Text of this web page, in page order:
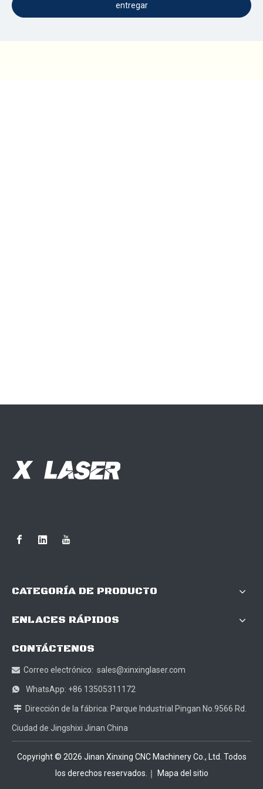
entregar
CATEGORÍA DE PRODUCTO
ENLACES RÁPIDOS
CONTÁCTENOS
 Correo electrónico: sales@xinxinglaser.com
 WhatsApp: +86 13505311172
 Dirección de la fábrica: Parque Industrial Pingan No.9566 Rd.
Ciudad de Jingshixi Jinan China
Copyright © 2026 Jinan Xinxing CNC Machinery Co., Ltd. Todos
los derechos reservados.｜
Mapa del sitio